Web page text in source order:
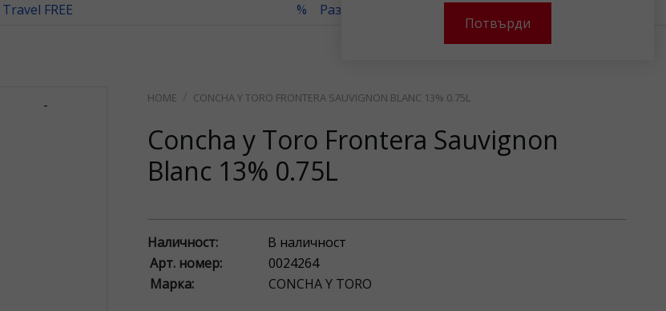
Потвърди
FREE % Разгледайте нашите месечни оферти!
- CONCHA Y TORO FRONTERA SAUVIGNON BLANC 13% 0.75L
Concha y Toro Frontera Sauvignon
Blanc 13% 0.75L
Наличност:
В наличност
Арт. номер:
0024264
Марка:
CONCHA Y TORO